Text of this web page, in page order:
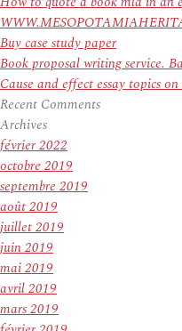
Buy case study paper
Book proposal writing service.
Cause and effect essay topics
Recent Comments
Archives
février 2022
octobre 2019
septembre 2019
août 2019
juillet 2019
juin 2019
mai 2019
avril 2019
mars 2019